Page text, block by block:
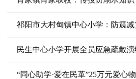
祁阳市大村甸镇中心小学：防震
民生中心小学开展全员应急疏散
“同心助学·爱在民革”25万元爱心